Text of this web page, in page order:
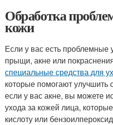
Обработка
кожи
Если у вас есть проблемные
прыщи, акне или
специальные средства для
которые помогают
если у вас акне, вы можете
ухода за кожей лица,
кислоту или